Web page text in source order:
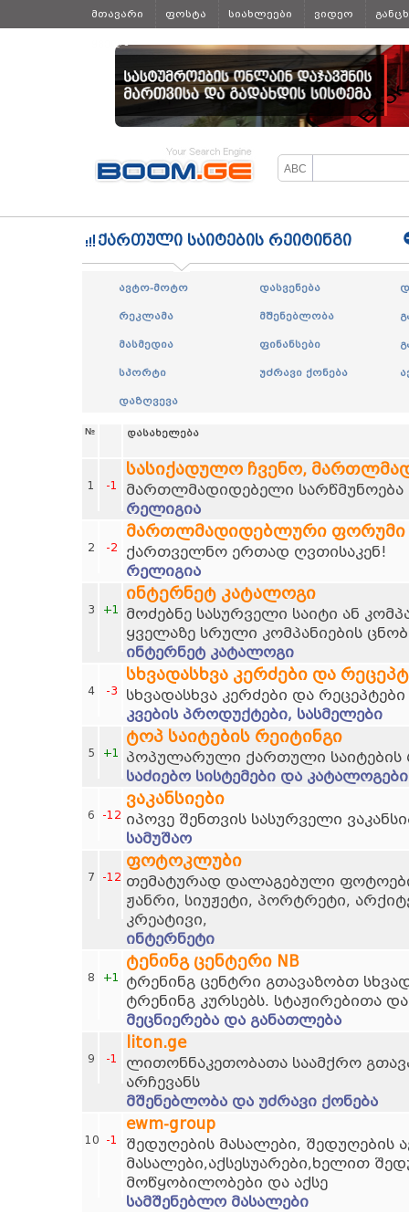
მთავარი ფოსტა სიახლეები ვიდეო
ყველა
ქართული საიტების რეიტინგი
ავტო-მოტო დასვენება
რეკლამა მშენებლობა
მასმედია ფინანსები
სპორტი უძრავი ქონება
დაზღვევა
№ დასახელება
1 -1
სასიქადულო ჩვენო,
მართლმადიდებელი სარწმუნოება
რელიგია
2 -2
მართლმადიდებლური ფორუმი
ქართველნო ერთად ღვთისაკენ!
რელიგია
3 +1
ინტერნეტ კატალოგი
მოძებნე სასურველი საიტი ან
ყველაზე სრული კომპანიების
ინტერნეტ კატალოგი
4 -3
სხვადასხვა კერძები და
სხვადასხვა კერძები და რეცეპტები
კვების პროდუქტები, სასმელები
5 +1
ტოპ საიტების რეიტინგი
პოპულარული ქართული საიტების
საძიებო სისტემები და კატალოგები
6 -12
ვაკანსიები
იპოვე შენთვის სასურველი
სამუშაო
7 -12
ფოტოკლუბი
თემატურად დალაგებული
ჟანრი, სიუჟეტი, პორტრეტი,
კრეატივი,
ინტერნეტი
8 +1
ტენინგ ცენტერი NB
ტრენინგ ცენტრი გთავაზობთ
ტრენინგ კურსებს. სტაჟირებითა
მეცნიერება და განათლება
9 -1
liton.ge
ლითონნაკეთობათა საამქრო
არჩევანს
მშენებლობა და უძრავი ქონება
10 -1
ewm-group
შედუღების მასალები, შედუღების
მასალები,აქსესუარები,ხელით
მოწყობილობები და აქსე
სამშენებლო მასალები